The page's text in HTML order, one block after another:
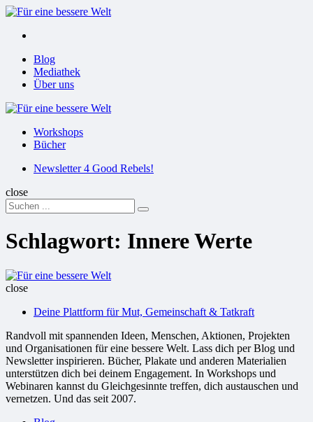
Menu
Menu
Blog
Mediathek
Über uns
Für
Workshops
Bücher
SuchenNewsletter 4 Good Rebels!
close
Search
for:
Suchen
Schlagwort: Innere Werte
Für
Welt
close
Deine Plattform für Mut, Gemeinschaft & Tatkraft
Randvoll mit spannenden Ideen, Menschen, Aktionen, Projekten
und Organisationen für eine bessere Welt. Lass dich per Blog und
Newsletter inspirieren. Bücher, Plakate und anderen Materialien
unterstützen dich bei deinem Engagement. In Workshops und
Webinaren kannst du Gleichgesinnte treffen, dich austauschen und
vernetzen. Und das seit 2007.